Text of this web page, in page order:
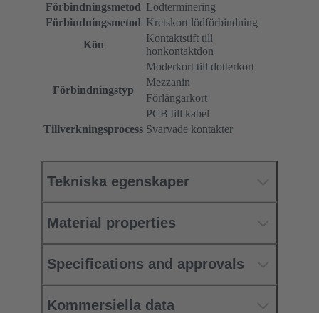
Förbindningsmetod Lödterminering
Förbindningsmetod Kretskort lödförbindning
Kön
Kontaktstift till
honkontaktdon
Förbindningstyp
Moderkort till dotterkort
Mezzanin
Förlängarkort
PCB till kabel
Tillverkningsprocess Svarvade kontakter
Tekniska egenskaper
Material properties
Specifications and approvals
Kommersiella data